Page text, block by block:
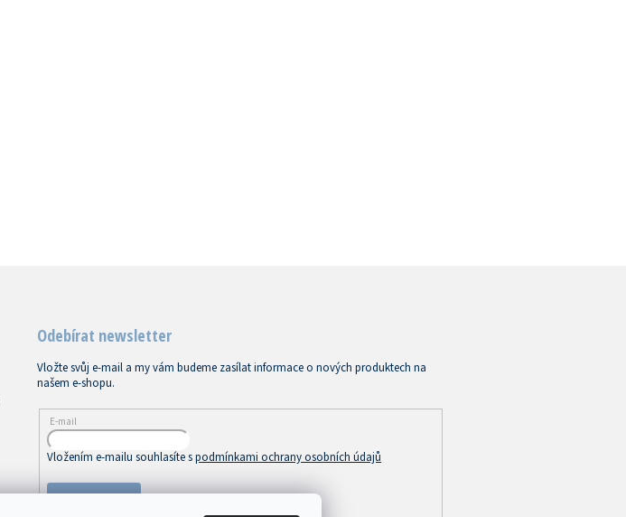
Odebírat newsletter
Vložte svůj e-mail a my vám budeme zasílat informace o nových produktech na
našem e-shopu.
E-mail
Vložením e-mailu souhlasíte spodmínkami ochrany osobních údajů